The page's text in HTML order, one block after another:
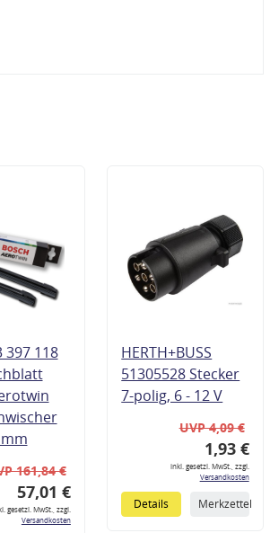
397 118
161,84 €
57,01 €
gesetzl. MwSt., zzgl.
Versandkosten
HERTH+BUSS
51305528 Stecker
7-polig, 6 - 12 V
UVP 4,09 €
1,93 €
inkl. gesetzl. MwSt., zzgl.
Versandkosten
Details Merkzettel